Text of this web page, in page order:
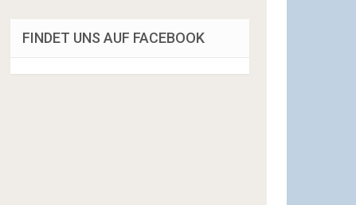
FINDET UNS AUF FACEBOOK